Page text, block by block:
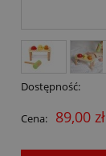
Dostępność:
Cena: 89,00 zł